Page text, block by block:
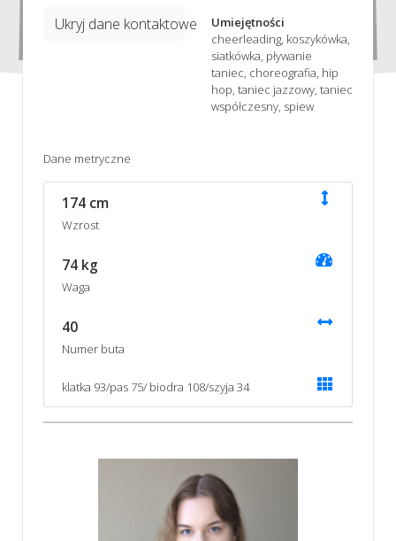
Ukryj dane kontaktowe
Umiejętności
cheerleading, koszykówka,
siatkówka, pływanie
taniec, choreografia, hip
hop, taniec jazzowy, taniec
współczesny, spiew
Dane metryczne
174 cm
Wzrost
74 kg
Waga
40
Numer buta
klatka 93/pas 75/ biodra 108/szyja 34